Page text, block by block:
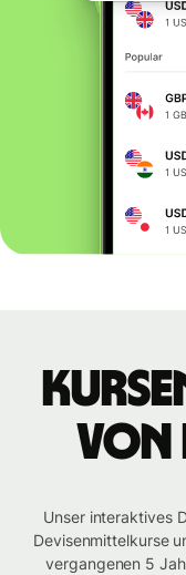
von
Unser interaktives
Devisenmittelkurse
vergangenen 5